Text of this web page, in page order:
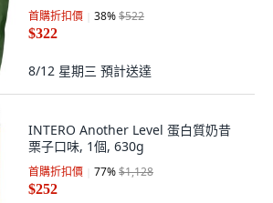
首購折扣價 38%$522
$322
8/12 星期三 預計送達
INTERO Another Level 蛋白質奶昔
栗子口味, 1個, 630g
首購折扣價 77%$1,128
$252